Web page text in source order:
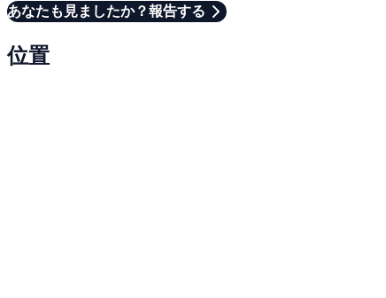
あなたも見ましたか？報告する
位置